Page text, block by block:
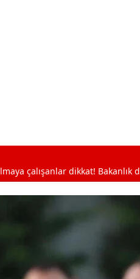
dikkat! Bakanlık düğmeye bastı